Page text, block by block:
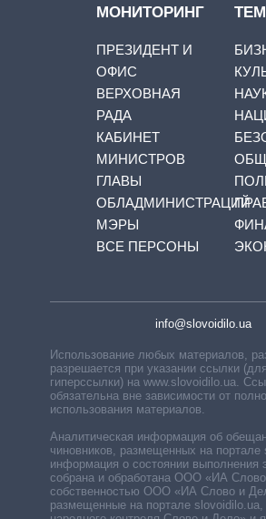
МОНИТОРИНГ
ПРЕЗИДЕНТ И
ОФИС
ВЕРХОВНАЯ
РАДА
КАБИНЕТ
МИНИСТРОВ
ГЛАВЫ
ОБЛАДМИНИСТРАЦИЙ
МЭРЫ
ВСЕ ПЕРСОНЫ
info@slovoidilo.ua
Использование любых материалов,
разрешается при указании ссылки
гиперссылки) на www.slovoidilo.ua.
обязательна вне зависимости от
использования материалов.
Аналитическая информация об
чиновников, размещенных на портале
информация о состоянии выполнения
собрана и обработана ООО «ИА Слово
собственностью ООО «ИА Слово и
размещенные на портале